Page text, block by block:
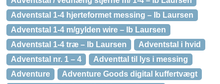
Adventstal 1-4 hjerteformet messing – Ib Laursen
Adventstal 1-4 m/gylden wire – Ib Laursen
Adventstal 1-4 træ – Ib Laursen
Adventstal i hvid
Adventstal nr. 1 – 4
Adventtal til lys i messing
Adventure
Adventure Goods digital kuffertvægt